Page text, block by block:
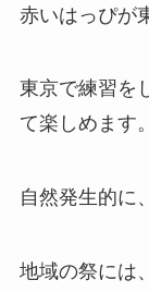
赤いはっぴが
東京で練習を
て楽しめます。
自然発生的に
地域の祭には